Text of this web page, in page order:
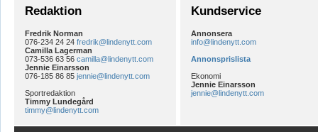
Redaktion
Fredrik Norman
076-234 24 24 fredrik@lindenytt.com
Camilla Lagerman
073-536 63 56 camilla@lindenytt.com
Jennie Einarsson
076-185 86 85 jennie@lindenytt.com
Sportredaktion
Timmy Lundegård
timmy@lindenytt.com
Kundservice
Annonsera
info@lindenytt.com
Annonsprislista
Ekonomi
Jennie Einarsson
jennie@lindenytt.com